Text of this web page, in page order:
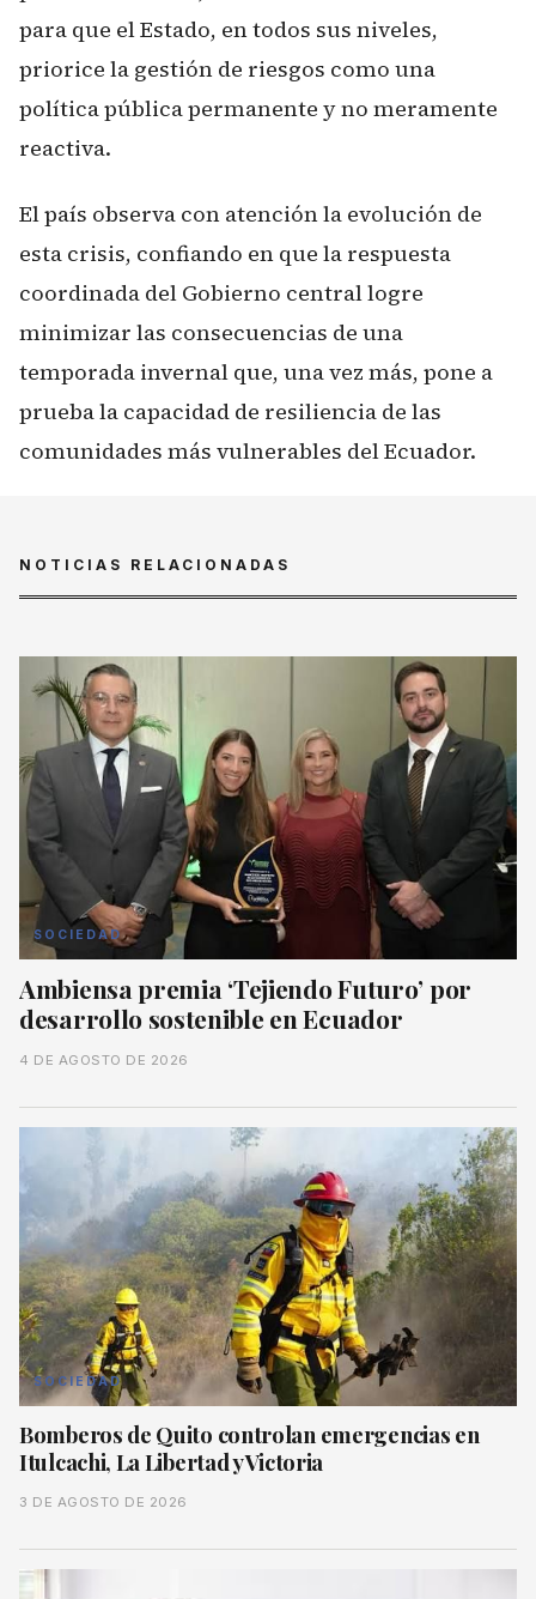
para que el Estado, en todos sus niveles,
priorice la gestión de riesgos como una
política pública permanente y no meramente
reactiva.
El país observa con atención la evolución de
esta crisis, confiando en que la respuesta
coordinada del Gobierno central logre
minimizar las consecuencias de una
temporada invernal que, una vez más, pone a
prueba la capacidad de resiliencia de las
comunidades más vulnerables del Ecuador.
NOTICIAS RELACIONADAS
SOCIEDAD
Ambiensa premia ‘Tejiendo Futuro’ por
desarrollo sostenible en Ecuador
4 DE AGOSTO DE 2026
SOCIEDAD
Bomberos de Quito controlan emergencias en
Itulcachi, La Libertad y Victoria
3 DE AGOSTO DE 2026